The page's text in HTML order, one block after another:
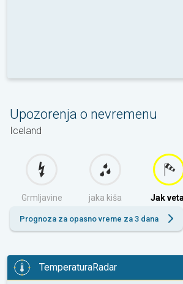
Upozorenja o nevremenu
Iceland
Grmljavine jaka kiša Jak
Prognoza za opasno vreme za 3 dana
TemperaturaRadar